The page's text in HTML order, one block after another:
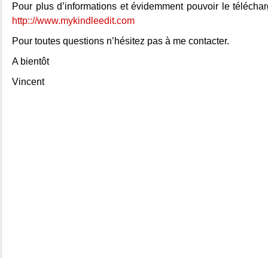
Pour plus d’informations et évidemment pouvoir le
http:://www.mykindleedit.com
Pour toutes questions n’hésitez pas à me contacter.
A bientôt
Vincent